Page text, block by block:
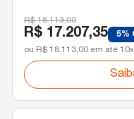
R$ 18.113,00
R$ 17.207,35 5%
ou R$ 18.113,00 em até